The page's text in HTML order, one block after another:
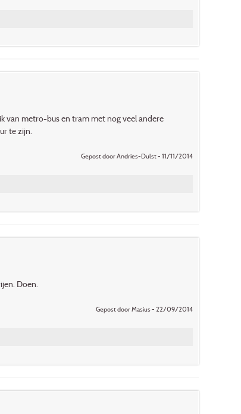
van metro-bus en tram met nog veel andere
te zijn.
Gepost door Andries-Dulst - 11/11/2014
Doen.
Gepost door Masius - 22/09/2014